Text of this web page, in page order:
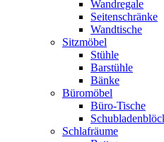
Wandregale
Seitenschränke
Wandtische
Sitzmöbel
Stühle
Barstühle
Bänke
Büromöbel
Büro-Tische
Schlafräume